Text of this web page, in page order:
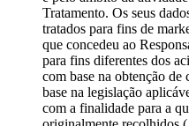
Tratamento. Os seus
tratados para fins de
que concedeu ao
para fins diferentes dos
com base na obtenção
base na legislação
com a finalidade para a